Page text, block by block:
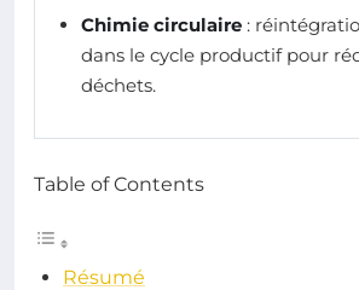
Chimie circulaire :
dans le cycle productif pour
déchets.
Table of Contents
Résumé